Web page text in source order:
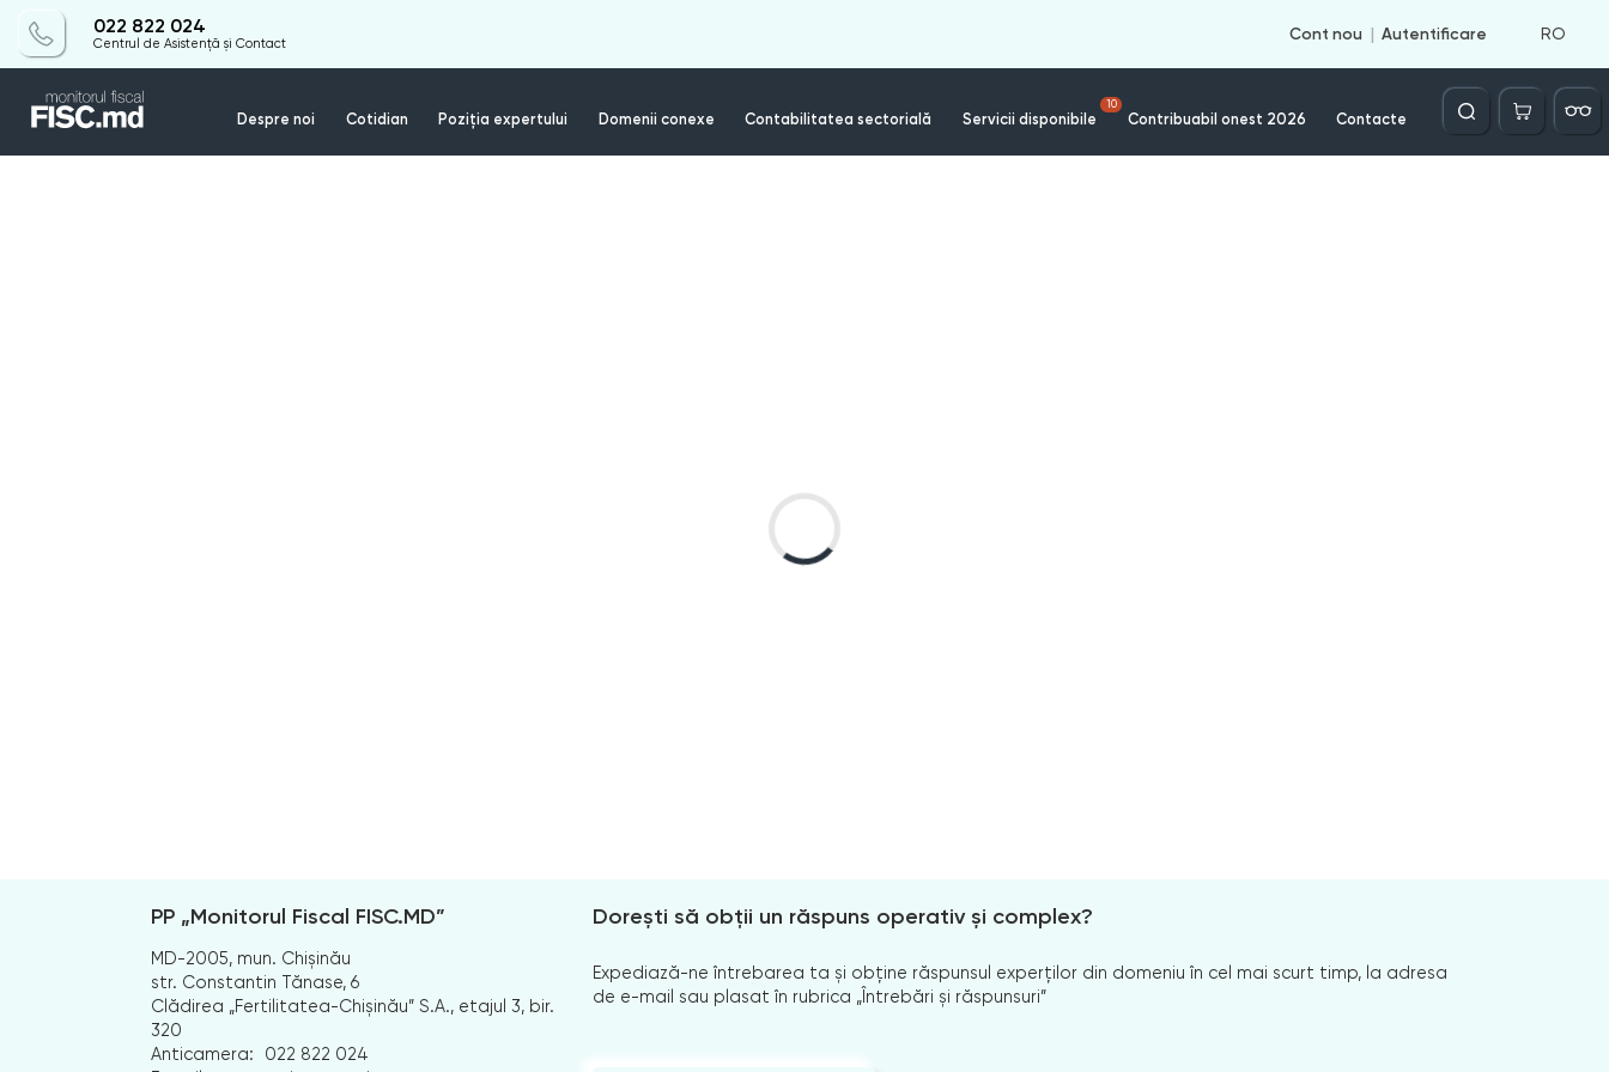
022 822 024
Centrul de Asistență și Contact
Cont nou Autentificare RO
Despre noi Cotidian Poziția expertului Domenii conexe Contabilitatea sectorială Servicii disponibile
10
Contribuabil onest 2026 Contacte
Căutare
PP „Monitorul Fiscal FISC.MD”
MD-2005, mun. Chișinău
str. Constantin Tănase, 6
Clădirea „Fertilitatea-Chișinău” S.A., etajul 3, bir.
320
Anticamera:
022 822 024
Dorești să obții un răspuns operativ și complex?
Expediază-ne întrebarea ta și obține răspunsul experților din domeniu în cel mai scurt timp, la adresa
de e-mail sau plasat în rubrica „Întrebări și răspunsuri”